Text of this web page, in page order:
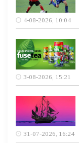
4-08-2026, 10:04
3-08-2026, 15:21
31-07-2026, 16:24